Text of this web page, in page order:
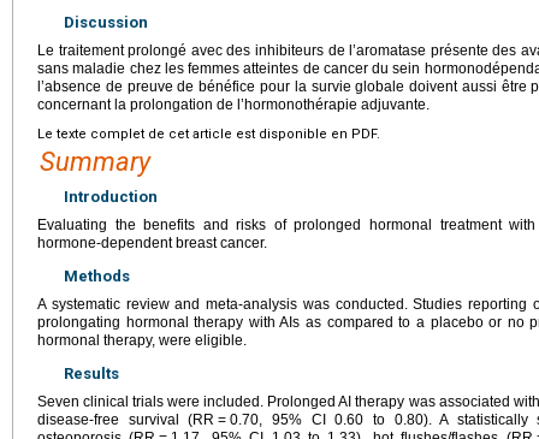
Discussion
Le traitement prolongé avec des inhibiteurs de l’aromatase présente des
sans maladie chez les femmes atteintes de cancer du sein
l’absence de preuve de bénéfice pour la survie globale doivent aussi être
concernant la prolongation de l’hormonothérapie adjuvante.
Le texte complet de cet article est disponible en PDF.
Summary
Introduction
Evaluating the benefits and risks of prolonged hormonal treatment
hormone-dependent breast cancer.
Methods
A systematic review and meta-analysis was conducted. Studies
prolongating hormonal therapy with AIs as compared to a placebo or no
hormonal therapy, were eligible.
Results
Seven clinical trials were included. Prolonged AI therapy was associated
disease-free survival (RR = 0.70, 95% CI 0.60 to 0.80). A statistically